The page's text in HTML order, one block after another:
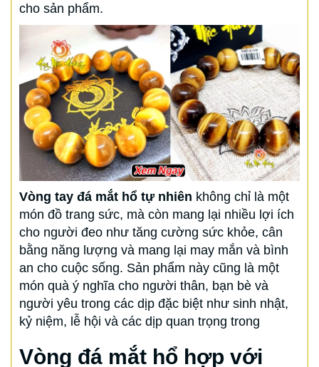
cho sản phẩm.
Vòng tay đá mắt hổ tự nhiên không chỉ là một
món đồ trang sức, mà còn mang lại nhiều lợi ích
cho người đeo như tăng cường sức khỏe, cân
bằng năng lượng và mang lại may mắn và bình
an cho cuộc sống. Sản phẩm này cũng là một
món quà ý nghĩa cho người thân, bạn bè và
người yêu trong các dịp đặc biệt như sinh nhật,
kỷ niệm, lễ hội và các dịp quan trọng trong
Vòng đá mắt hổ hợp với